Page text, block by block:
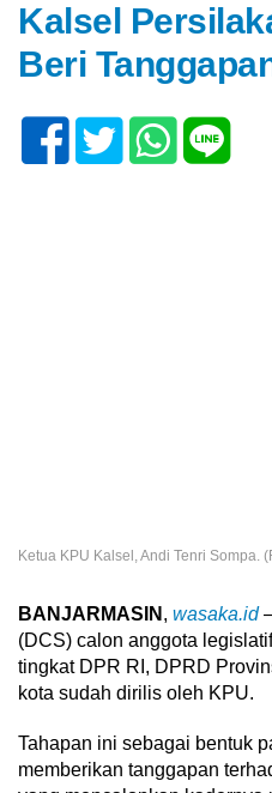
Kalsel
Beri
Ketua KPU Kalsel, Andi Tenri Sompa.
BANJARMASIN , wasaka.id
(DCS) calon anggota
tingkat DPR RI, DPRD
kota sudah dirilis oleh KPU.
Tahapan ini sebagai bentuk
memberikan tanggapan